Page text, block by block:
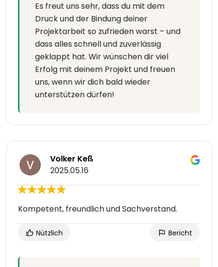
Es freut uns sehr, dass du mit dem
Druck und der Bindung deiner
Projektarbeit so zufrieden warst – und
dass alles schnell und zuverlässig
geklappt hat. Wir wünschen dir viel
Erfolg mit deinem Projekt und freuen
uns, wenn wir dich bald wieder
unterstützen dürfen!
Volker Keß
2025.05.16
Kompetent, freundlich und Sachverstand.
Nützlich Bericht